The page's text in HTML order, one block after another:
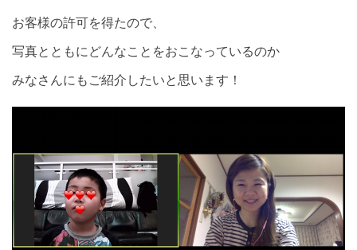
お客様の許可を得たので、
写真とともにどんなことをおこなっているのか
みなさんにもご紹介したいと思います！